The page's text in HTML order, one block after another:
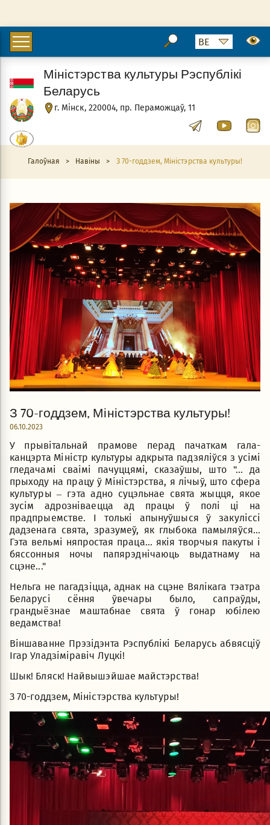
г. Мінск, 220004, пр. Пераможцаў, 11
Міністэрства культуры Рэспублікі
Беларусь
Галоўная > Навіны > З 70-годдзем, Міністэрства культуры!
З 70-годдзем, Міністэрства культуры!
06.10.2023
У прывітальнай прамове перад пачаткам гала-
канцэрта Міністр культуры адкрыта падзяліўся з усімі
гледачамі сваімі пачуццямі, сказаўшы, што "... да
прыходу на працу ў Міністэрства, я лічыў, што сфера
культуры – гэта адно суцэльнае свята жыцця, якое
зусім адрозніваецца ад працы ў полi ці на
прадпрыемстве. І толькі апынуўшыся ў закуліссi
дадзенага свята, зразумеў, як глыбока памыляўся...
Гэта вельмі няпростая праца... якія творчыя пакуты і
бяссонныя ночы папярэднічаюць выдатнаму на
сцэне..."
Нельга не пагадзіцца, аднак на сцэне Вялікага тэатра
Беларусі сёння ўвечары было, сапраўды,
грандыёзнае маштабнае свята ў гонар юбілею
ведамства!
Віншаванне Прэзідэнта Рэспублікі Беларусь абвясціў
Ігар Уладзіміравіч Луцкі!
Шык! Бляск! Найвышэйшае майстэрства!
З 70-годдзем, Міністэрства культуры!